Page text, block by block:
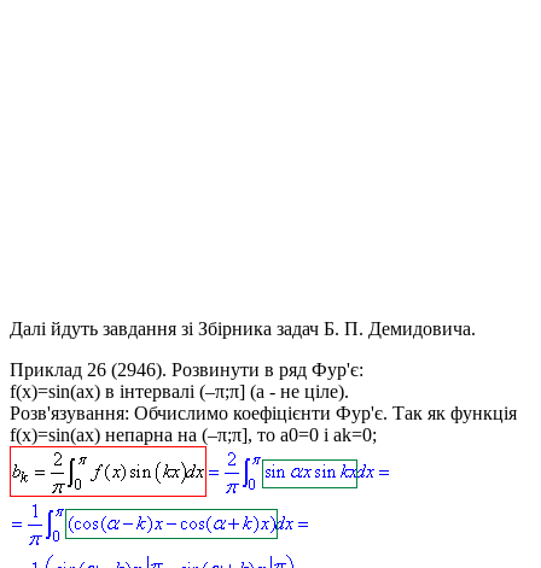
Далі йдуть завдання зі Збірника задач Б. П. Демидовича.
Приклад 26 (2946). Розвинути в ряд Фур'є:
f(x)=sin(ax) в інтервалі (–π;π] (a - не ціле).
Розв'язування: Обчислимо коефіцієнти Фур'є. Так як функція
f(x)=sin(ax) непарна на (–π;π], то a0=0 і ak=0;